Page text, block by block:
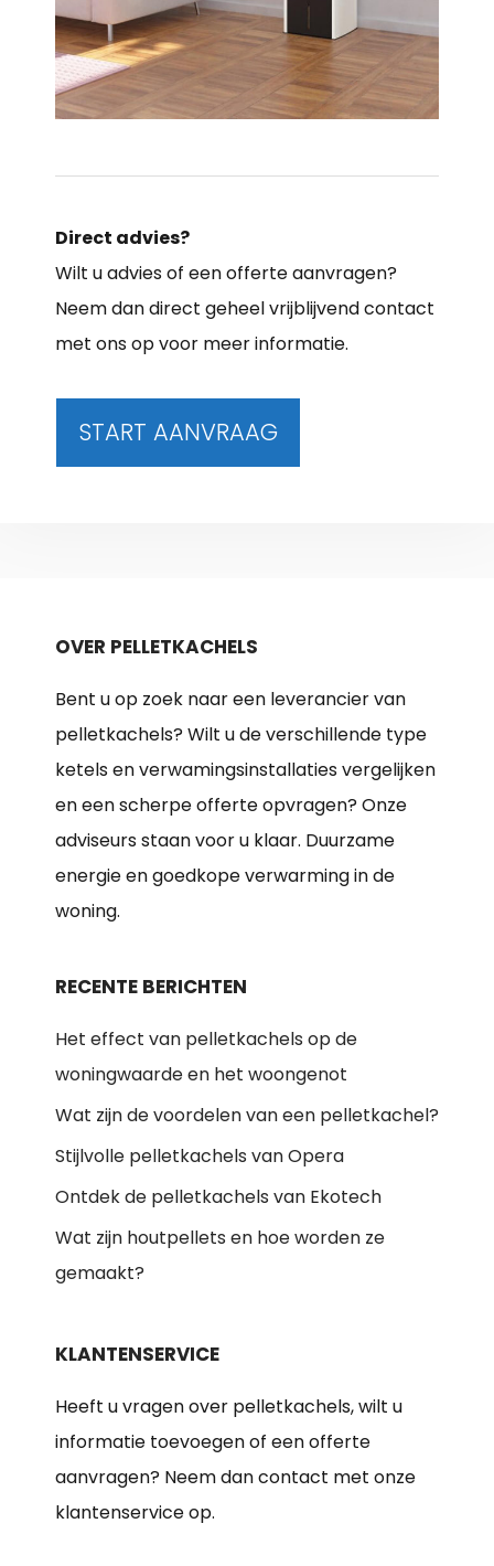
Direct advies?
Wilt u advies of een offerte aanvragen?
Neem dan direct geheel vrijblijvend contact
met ons op voor meer informatie.
START AANVRAAG
OVER PELLETKACHELS
Bent u op zoek naar een leverancier van
pelletkachels? Wilt u de verschillende type
ketels en verwamingsinstallaties vergelijken
en een scherpe offerte opvragen? Onze
adviseurs staan voor u klaar. Duurzame
energie en goedkope verwarming in de
woning.
RECENTE BERICHTEN
Het effect van pelletkachels op de
woningwaarde en het woongenot
Wat zijn de voordelen van een pelletkachel?
Stijlvolle pelletkachels van Opera
Ontdek de pelletkachels van Ekotech
Wat zijn houtpellets en hoe worden ze
gemaakt?
KLANTENSERVICE
Heeft u vragen over pelletkachels, wilt u
informatie toevoegen of een offerte
aanvragen? Neem dan contact met onze
klantenservice op.